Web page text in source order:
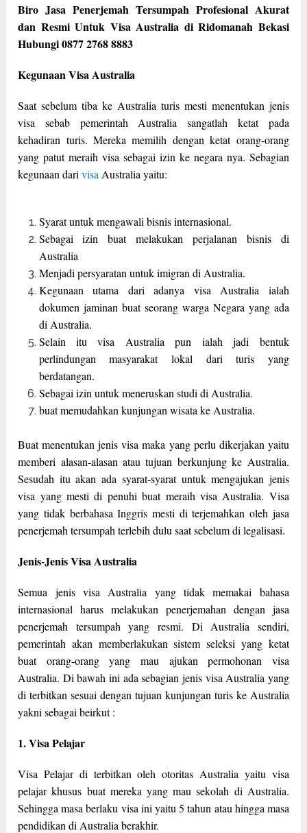
Biro Jasa Penerjemah Tersumpah Profesional Akurat
dan Resmi Untuk Visa Australia di Ridomanah Bekasi
Hubungi 0877 2768 8883
Kegunaan Visa Australia
Saat sebelum tiba ke Australia turis mesti menentukan jenis
visa sebab pemerintah Australia sangatlah ketat pada
kehadiran turis. Mereka memilih dengan ketat orang-orang
yang patut meraih visa sebagai izin ke negara nya. Sebagian
kegunaan darivisa Australia yaitu:
Syarat untuk mengawali bisnis internasional.
Sebagai izin buat melakukan perjalanan bisnis di
Australia
Menjadi persyaratan untuk imigran di Australia.
Kegunaan utama dari adanya visa Australia ialah
dokumen jaminan buat seorang warga Negara yang ada
di Australia.
Selain itu visa Australia pun ialah jadi bentuk
perlindungan masyarakat lokal dari turis yang
berdatangan.
Sebagai izin untuk meneruskan studi di Australia.
buat memudahkan kunjungan wisata ke Australia.
Buat menentukan jenis visa maka yang perlu dikerjakan yaitu
memberi alasan-alasan atau tujuan berkunjung ke Australia.
Sesudah itu akan ada syarat-syarat untuk mengajukan jenis
visa yang mesti di penuhi buat meraih visa Australia. Visa
yang tidak berbahasa Inggris mesti di terjemahkan oleh jasa
penerjemah tersumpah terlebih dulu saat sebelum di legalisasi.
Jenis-Jenis Visa Australia
Semua jenis visa Australia yang tidak memakai bahasa
internasional harus melakukan penerjemahan dengan jasa
penerjemah tersumpah yang resmi. Di Australia sendiri,
pemerintah akan memberlakukan sistem seleksi yang ketat
buat orang-orang yang mau ajukan permohonan visa
Australia. Di bawah ini ada sebagian jenis visa Australia yang
di terbitkan sesuai dengan tujuan kunjungan turis ke Australia
yakni sebagai beirkut :
1. Visa Pelajar
Visa Pelajar di terbitkan oleh otoritas Australia yaitu visa
pelajar khusus buat mereka yang mau sekolah di Australia.
Sehingga masa berlaku visa ini yaitu 5 tahun atau hingga masa
pendidikan di Australia berakhir.